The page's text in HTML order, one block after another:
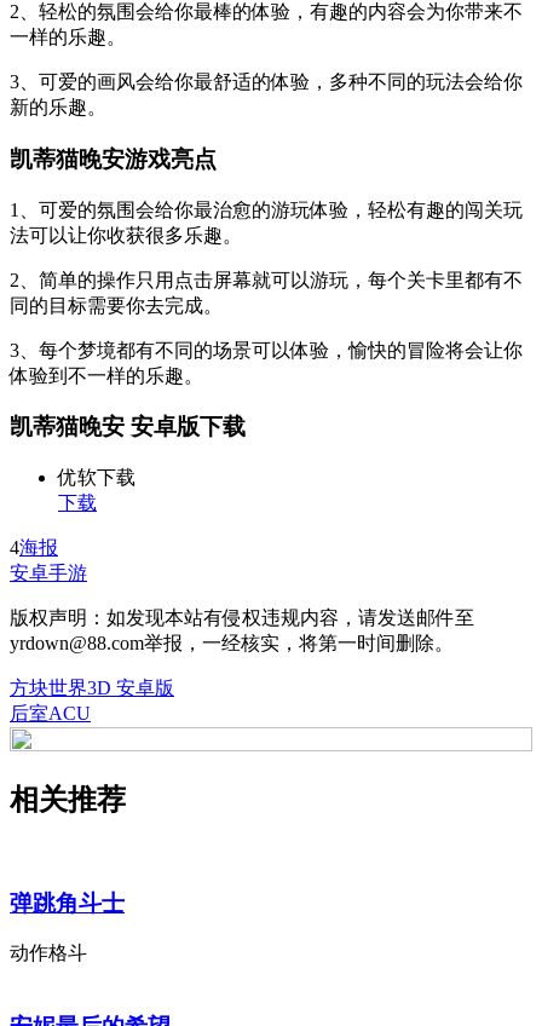
2、轻松的氛围会给你最棒的体验，有趣的内容会为你带来不
一样的乐趣。
3、可爱的画风会给你最舒适的体验，多种不同的玩法会给你
新的乐趣。
凯蒂猫晚安游戏亮点
1、可爱的氛围会给你最治愈的游玩体验，轻松有趣的闯关玩
法可以让你收获很多乐趣。
2、简单的操作只用点击屏幕就可以游玩，每个关卡里都有不
同的目标需要你去完成。
3、每个梦境都有不同的场景可以体验，愉快的冒险将会让你
体验到不一样的乐趣。
凯蒂猫晚安 安卓版下载
优软下载
下载
4海报
安卓手游
版权声明：如发现本站有侵权违规内容，请发送邮件至
yrdown@88.com举报，一经核实，将第一时间删除。
方块世界3D 安卓版
后室ACU
相关推荐
弹跳角斗士
动作格斗